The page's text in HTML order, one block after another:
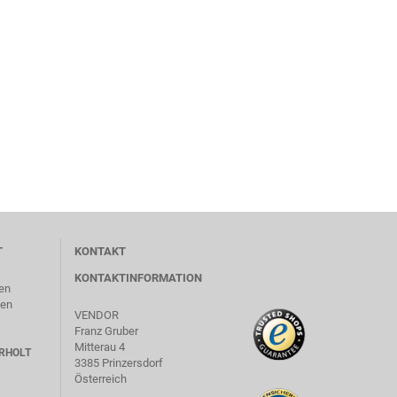
KONTAKT
KONTAKTINFORMATION
VENDOR
Franz Gruber
Mitterau 4
3385 Prinzersdorf
Österreich